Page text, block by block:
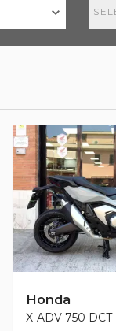
Honda
X-ADV 750 DCT